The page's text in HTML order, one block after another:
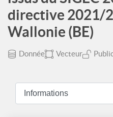
directive 2021/
Wallonie (BE)
Donnée Vecteur